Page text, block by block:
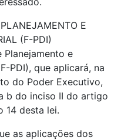
E
(F-PDI)
Planejamento e
PDI), que aplicará, na
do Poder Executivo,
b do inciso II do artigo
14 desta lei.
as aplicações dos